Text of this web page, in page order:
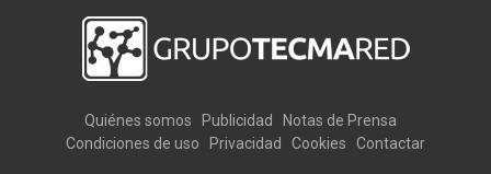
Quiénes somos Publicidad
Notas de Prensa
Condiciones de uso
Privacidad Cookies Contactar